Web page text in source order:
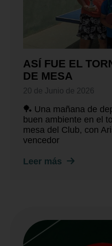
ASÍ FUE EL
DE MESA
20 de Junio de 2026
🏓 Una mañana de
buen ambiente en el
mesa del Club, con
vencedor
Leer más